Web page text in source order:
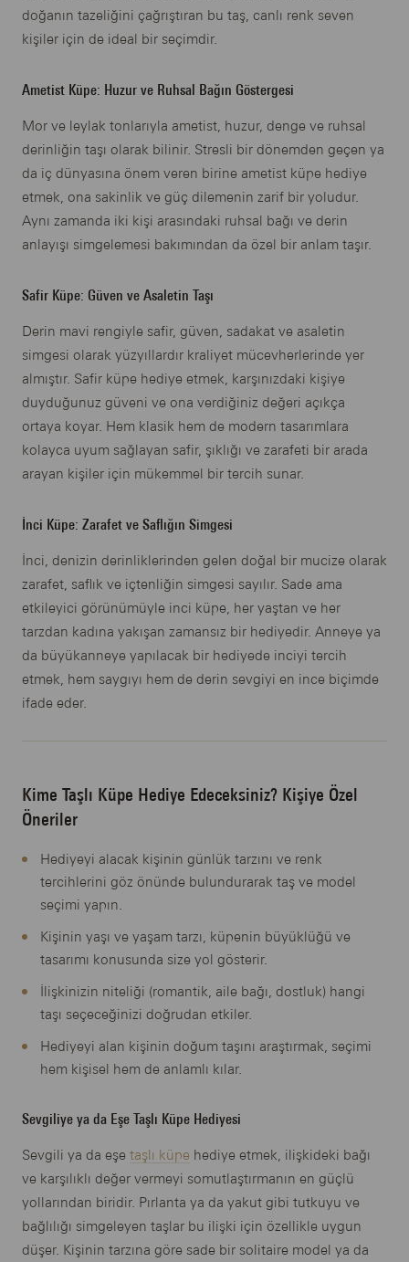
doğanın tazeliğini çağrıştıran bu taş, canlı renk seven
kişiler için de ideal bir seçimdir.
Ametist Küpe: Huzur ve Ruhsal Bağın Göstergesi
Mor ve leylak tonlarıyla ametist, huzur, denge ve ruhsal
derinliğin taşı olarak bilinir. Stresli bir dönemden geçen ya
da iç dünyasına önem veren birine ametist küpe hediye
etmek, ona sakinlik ve güç dilemenin zarif bir yoludur.
Aynı zamanda iki kişi arasındaki ruhsal bağı ve derin
anlayışı simgelemesi bakımından da özel bir anlam taşır.
Safir Küpe: Güven ve Asaletin Taşı
Derin mavi rengiyle safir, güven, sadakat ve asaletin
simgesi olarak yüzyıllardır kraliyet mücevherlerinde yer
almıştır. Safir küpe hediye etmek, karşınızdaki kişiye
duyduğunuz güveni ve ona verdiğiniz değeri açıkça
ortaya koyar. Hem klasik hem de modern tasarımlara
kolayca uyum sağlayan safir, şıklığı ve zarafeti bir arada
arayan kişiler için mükemmel bir tercih sunar.
İnci Küpe: Zarafet ve Saflığın Simgesi
İnci, denizin derinliklerinden gelen doğal bir mucize olarak
zarafet, saflık ve içtenliğin simgesi sayılır. Sade ama
etkileyici görünümüyle inci küpe, her yaştan ve her
tarzdan kadına yakışan zamansız bir hediyedir. Anneye ya
da büyükanneye yapılacak bir hediyede inciyi tercih
etmek, hem saygıyı hem de derin sevgiyi en ince biçimde
ifade eder.
Kime Taşlı Küpe Hediye Edeceksiniz? Kişiye Özel
Öneriler
Hediyeyi alacak kişinin günlük tarzını ve renk
tercihlerini göz önünde bulundurarak taş ve model
seçimi yapın.
Kişinin yaşı ve yaşam tarzı, küpenin büyüklüğü ve
tasarımı konusunda size yol gösterir.
İlişkinizin niteliği (romantik, aile bağı, dostluk) hangi
taşı seçeceğinizi doğrudan etkiler.
Hediyeyi alan kişinin doğum taşını araştırmak, seçimi
hem kişisel hem de anlamlı kılar.
Sevgiliye ya da Eşe Taşlı Küpe Hediyesi
Sevgili ya da eşe taşlı küpe hediye etmek, ilişkideki bağı
ve karşılıklı değer vermeyi somutlaştırmanın en güçlü
yollarından biridir. Pırlanta ya da yakut gibi tutkuyu ve
bağlılığı simgeleyen taşlar bu ilişki için özellikle uygun
düşer. Kişinin tarzına göre sade bir solitaire model ya da